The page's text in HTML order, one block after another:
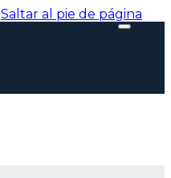
Saltar al pie de página